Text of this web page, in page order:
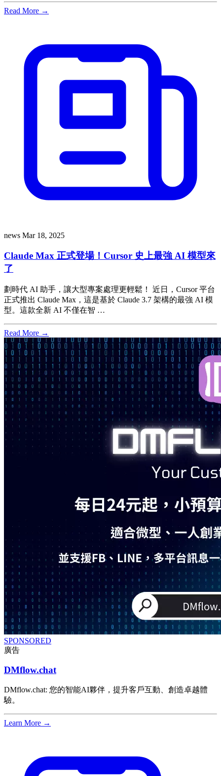
Read More →
news Mar 18, 2025
Claude Max 正式登場！Cursor 史上最強 AI 模型來
了
劃時代 AI 助手，讓大型專案處理更輕鬆！ 近日，Cursor 平台
正式推出 Claude Max，這是基於 Claude 3.7 架構的最強 AI 模
型。這款全新 AI 不僅在智 …
Read More →
SPONSORED
廣告
DMflow.chat
DMflow.chat: 您的智能AI夥伴，提升客戶互動、創造卓越體
驗。
Learn More →